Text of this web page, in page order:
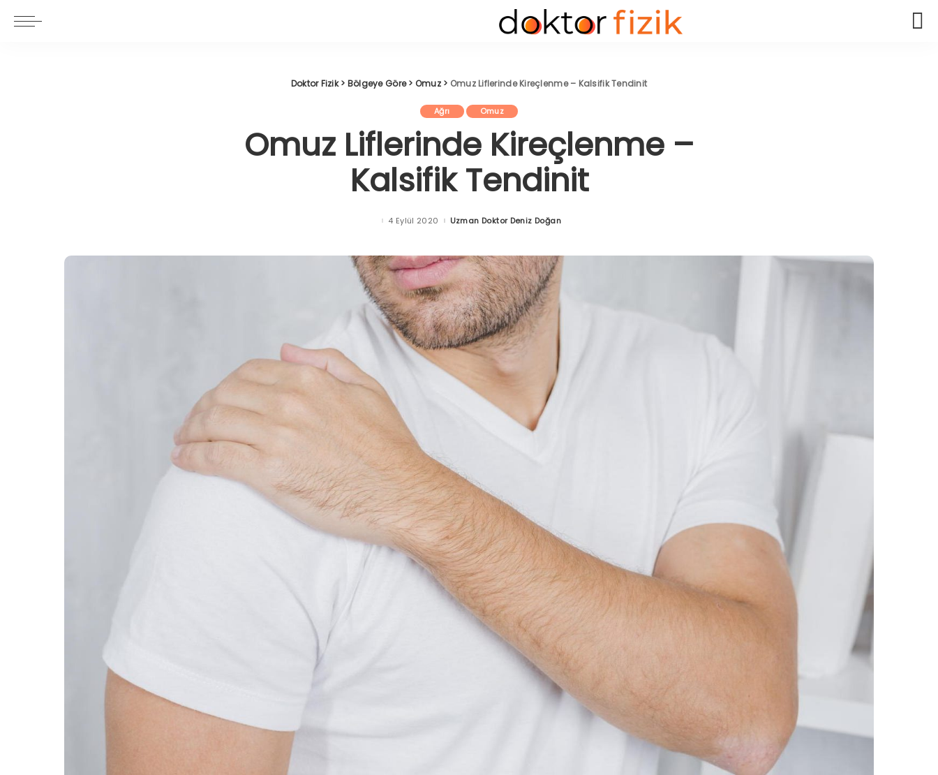
Doktor Fizik> Bölgeye Göre> Omuz> Omuz Liflerinde Kireçlenme – Kalsifik Tendinit
Ağrı Omuz
Omuz Liflerinde Kireçlenme –
Kalsifik Tendinit
4 Eylül 2020 Posted
Uzman Doktor Deniz Doğan